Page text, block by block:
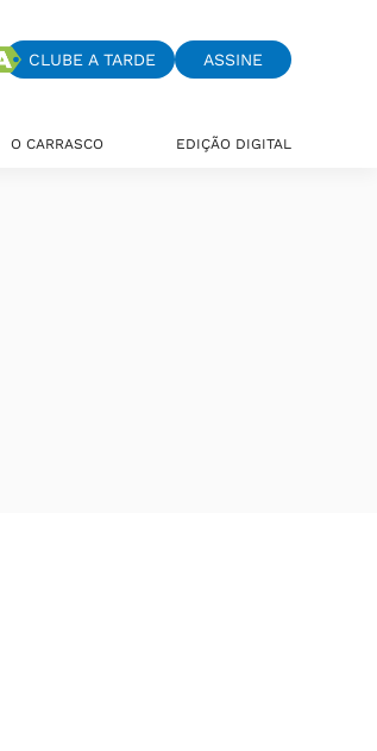
CLUBE A TARDE ASSINE
O CARRASCO EDIÇÃO DIGITAL